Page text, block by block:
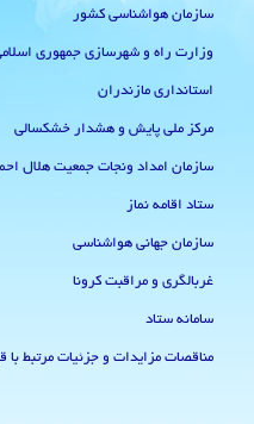
سازمان هواشناسی کشور
وزارت راه و شهرسازی جمهوری
استانداری مازندران
مرکز ملی پایش و هشدار خشکسالی
سازمان امداد ونجات جمعیت هلال
ستاد اقامه نماز
سازمان جهانی هواشناسی
غربالگری و مراقبت کرونا
سامانه ستاد
مناقصات مزایدات و جزئیات مرتبط